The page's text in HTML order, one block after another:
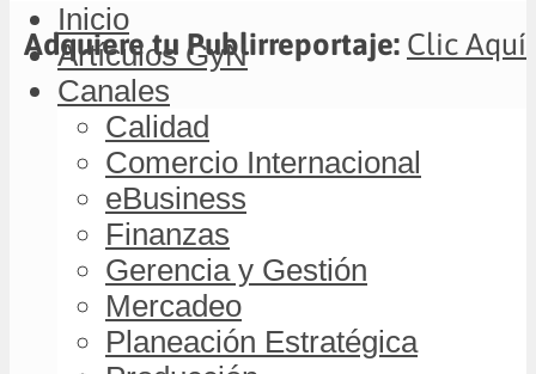
Adquiere tu Publirreportaje: Clic Aquí
Inicio
Artículos GyN
Canales
Calidad
Comercio Internacional
eBusiness
Finanzas
Gerencia y Gestión
Mercadeo
Planeación Estratégica